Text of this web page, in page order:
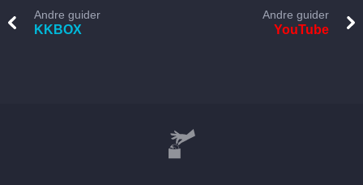
Andre guider
KKBOX
Andre guider
YouTube